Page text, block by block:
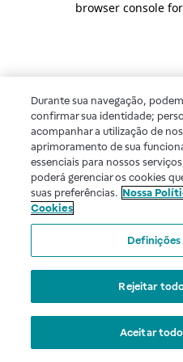
browser console
Durante sua navegação,
confirmar sua identidade;
acompanhar a utilização de
aprimoramento de sua
essenciais para nossos
poderá gerenciar os cookies
suas preferências. Nossa
Cookies
Definições
Rejeitar
Aceitar